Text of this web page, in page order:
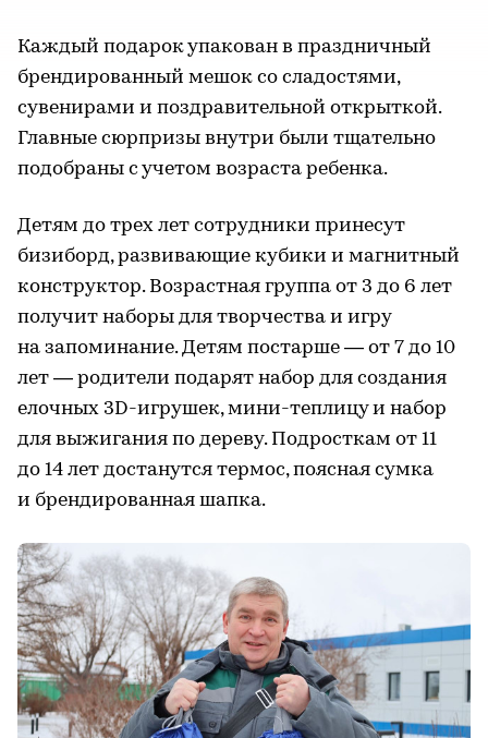
Каждый подарок упакован в праздничный
брендированный мешок со сладостями,
сувенирами и поздравительной открыткой.
Главные сюрпризы внутри были тщательно
подобраны с учетом возраста ребенка.
Детям до трех лет сотрудники принесут
бизиборд, развивающие кубики и магнитный
конструктор. Возрастная группа от 3 до 6 лет
получит наборы для творчества и игру
на запоминание. Детям постарше — от 7 до 10
лет — родители подарят набор для создания
елочных 3D-игрушек, мини-теплицу и набор
для выжигания по дереву. Подросткам от 11
до 14 лет достанутся термос, поясная сумка
и брендированная шапка.